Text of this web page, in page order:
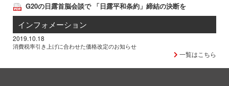
G20の日露首脳会談で 「日露平和条約」締結の決断を
インフォメーション
2019.10.18
消費税率引き上げに合わせた価格改定のお知らせ
一覧はこちら